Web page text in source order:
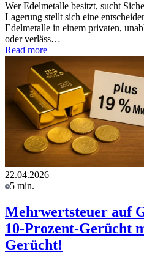
Wer Edelmetalle besitzt, sucht
Lagerung stellt sich eine
Edelmetalle in einem privaten,
oder verläss…
Read more
22.04.2026
5 min.
Mehrwertsteuer auf
10-Prozent-Gerücht
Gerücht!